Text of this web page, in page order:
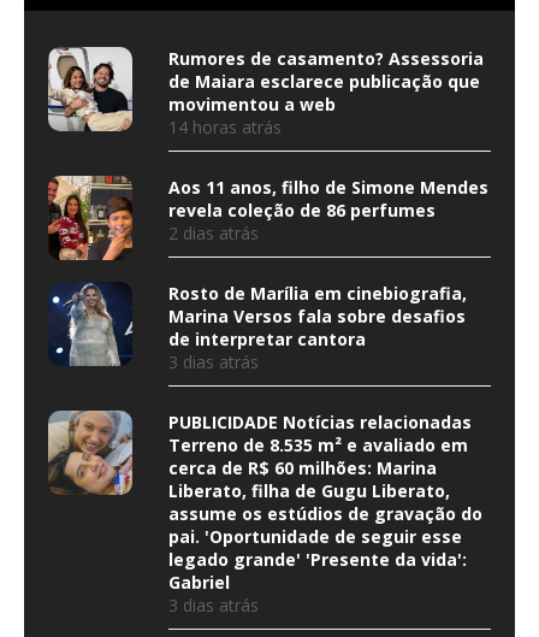
Rumores de casamento? Assessoria
de Maiara esclarece publicação que
movimentou a web
14 horas atrás
Aos 11 anos, filho de Simone Mendes
revela coleção de 86 perfumes
2 dias atrás
Rosto de Marília em cinebiografia,
Marina Versos fala sobre desafios
de interpretar cantora
3 dias atrás
PUBLICIDADE Notícias relacionadas
Terreno de 8.535 m² e avaliado em
cerca de R$ 60 milhões: Marina
Liberato, filha de Gugu Liberato,
assume os estúdios de gravação do
pai. 'Oportunidade de seguir esse
legado grande' 'Presente da vida':
Gabriel
3 dias atrás